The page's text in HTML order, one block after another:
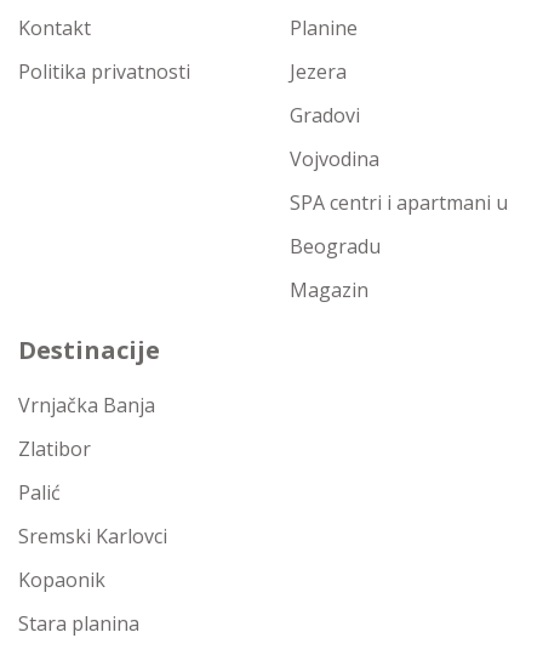
Kontakt
Politika privatnosti
Planine
Jezera
Gradovi
Vojvodina
SPA centri i apartmani u
Beogradu
Magazin
Destinacije
Vrnjačka Banja
Zlatibor
Palić
Sremski Karlovci
Kopaonik
Stara planina